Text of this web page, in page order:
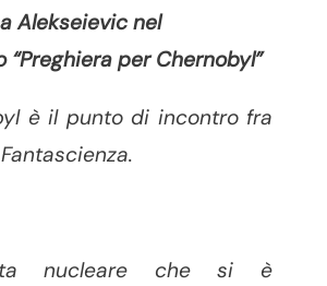
Alekseievic nel
“Preghiera per Chernobyl”
è il punto di incontro fra
nucleare che si è